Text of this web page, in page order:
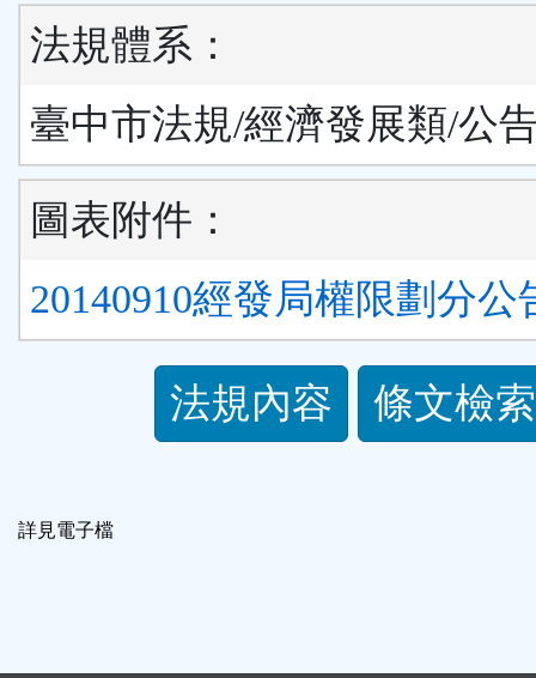
法規體系：
臺中市法規/經濟發展類/公
圖表附件：
20140910經發局權限劃分公
法規內容 條文檢索
詳見電子檔